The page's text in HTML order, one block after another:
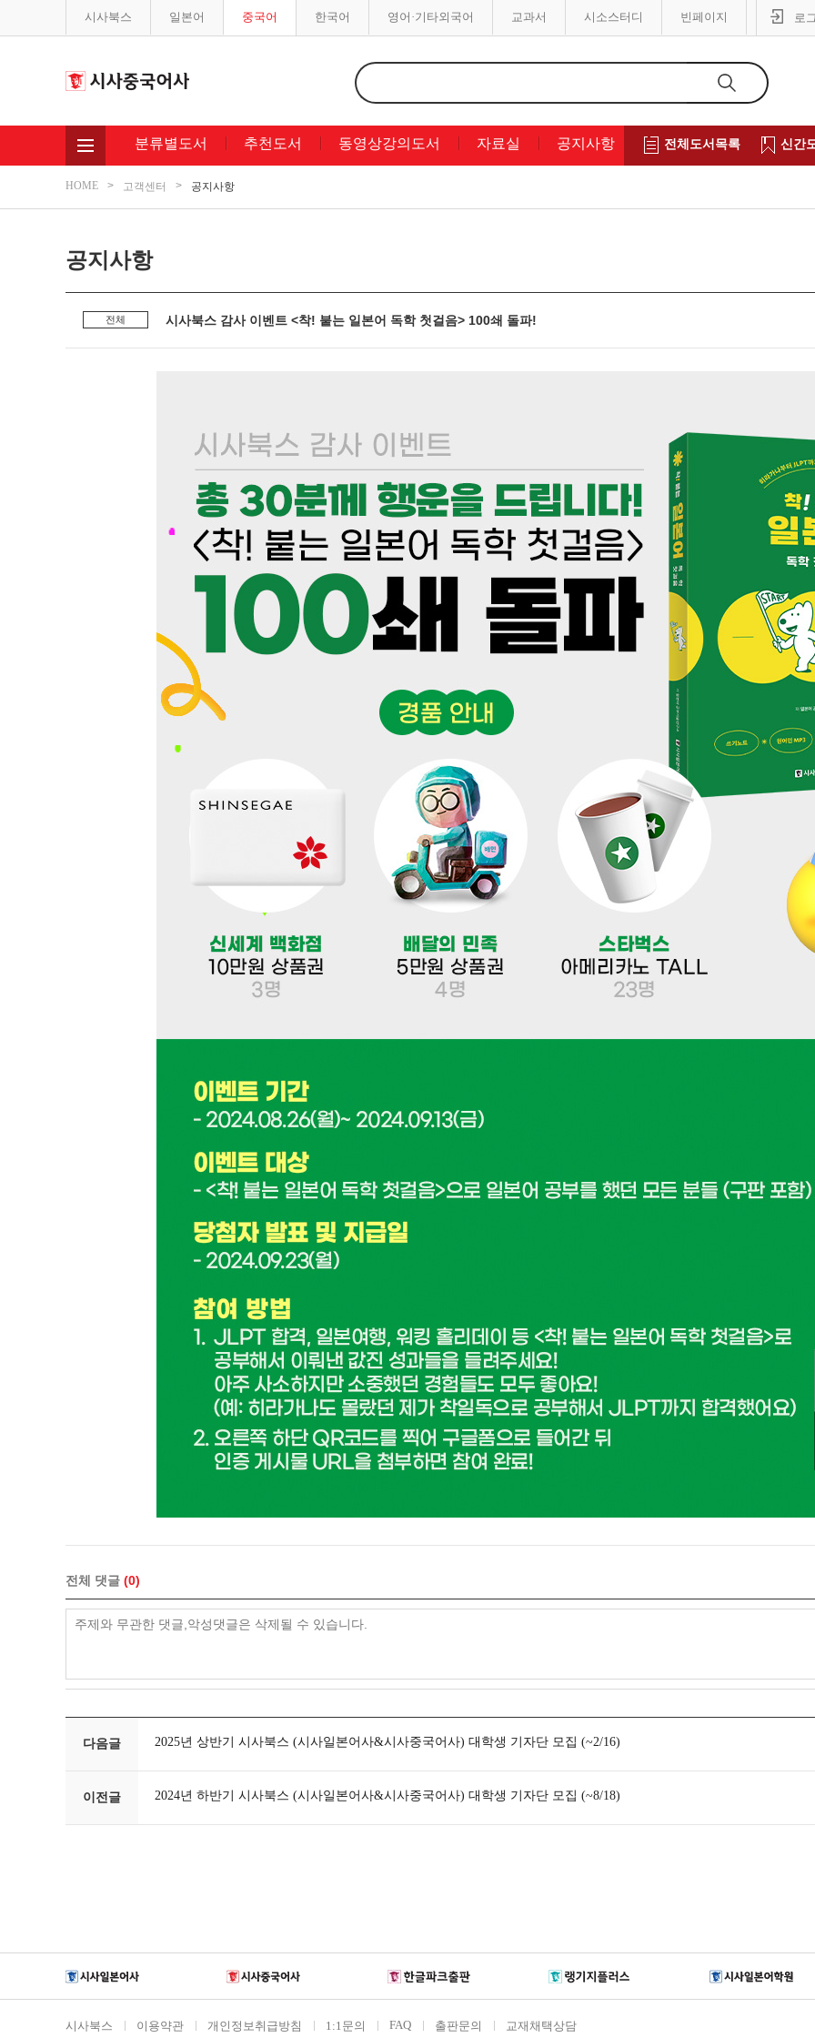
시사북스 일본어 중국어 한국어 영어·기타외국어 교과서 시소스터디 빈페이지 로
분류별도서 추천도서 동영상강의도서 자료실 공지사항 전체도서목록 신간
HOME 고객센터 공지사항
공지사항
전체 시사북스 감사 이벤트 <착! 붙는 일본어 독학 첫걸음> 100쇄 돌파!
전체 댓글 0
다음글 2025년 상반기 시사북스 (시사일본어사&시사중국어사) 대학생 기자단 모집 (~2/16)
이전글 2024년 하반기 시사북스 (시사일본어사&시사중국어사) 대학생 기자단 모집 (~8/18)
시사북스 이용약관 개인정보취급방침 1:1문의 FAQ 출판문의 교재채택상담